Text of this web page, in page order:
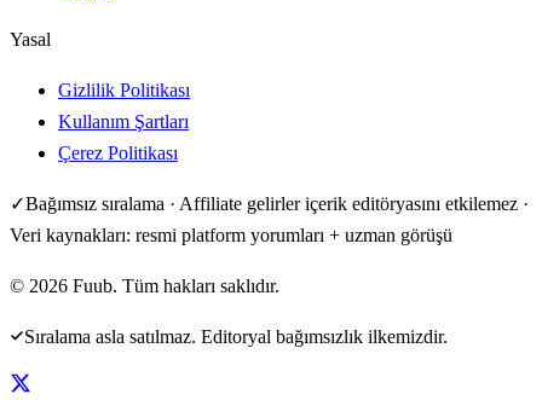
Yasal
Gizlilik Politikası
Kullanım Şartları
Çerez Politikası
✓Bağımsız sıralama · Affiliate gelirler içerik editöryasını etkilemez ·
Veri kaynakları: resmi platform yorumları + uzman görüşü
© 2026 Fuub. Tüm hakları saklıdır.
Sıralama asla satılmaz. Editoryal bağımsızlık ilkemizdir.